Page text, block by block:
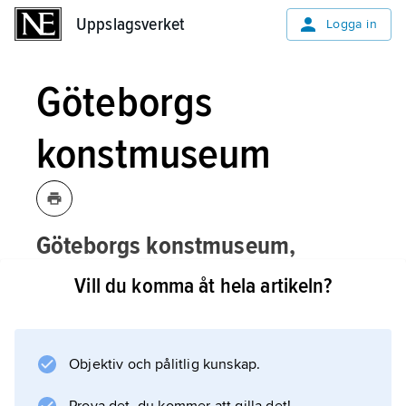
Uppslagsverket Logga in
Göteborgs
konstmuseum
Göteborgs konstmuseum,
Sveriges ledande museum vad gäller
nordisk 1880- och 90-talskonst.
konstavdelningen vid Göteborgs museum
Vill du komma åt hela artikeln?
Objektiv och pålitlig kunskap.